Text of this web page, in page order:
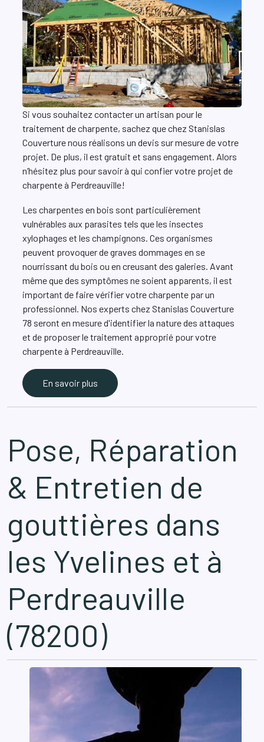
Si vous souhaitez contacter un artisan pour le
traitement de charpente, sachez que chez Stanislas
Couverture nous réalisons un devis sur mesure de votre
projet. De plus, il est gratuit et sans engagement. Alors
n’hésitez plus pour savoir à qui confier votre projet de
charpente à Perdreauville!
Les charpentes en bois sont particulièrement
vulnérables aux parasites tels que les insectes
xylophages et les champignons. Ces organismes
peuvent provoquer de graves dommages en se
nourrissant du bois ou en creusant des galeries. Avant
même que des symptômes ne soient apparents, il est
important de faire vérifier votre charpente par un
professionnel. Nos experts chez Stanislas Couverture
78 seront en mesure d'identifier la nature des attaques
et de proposer le traitement approprié pour votre
charpente à Perdreauville.
En savoir plus
Pose, Réparation
& Entretien de
gouttières dans
les Yvelines et à
Perdreauville
(78200)